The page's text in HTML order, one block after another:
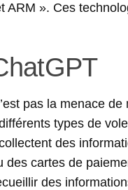
». Ces
pas la menace
types de
des
cartes de
des